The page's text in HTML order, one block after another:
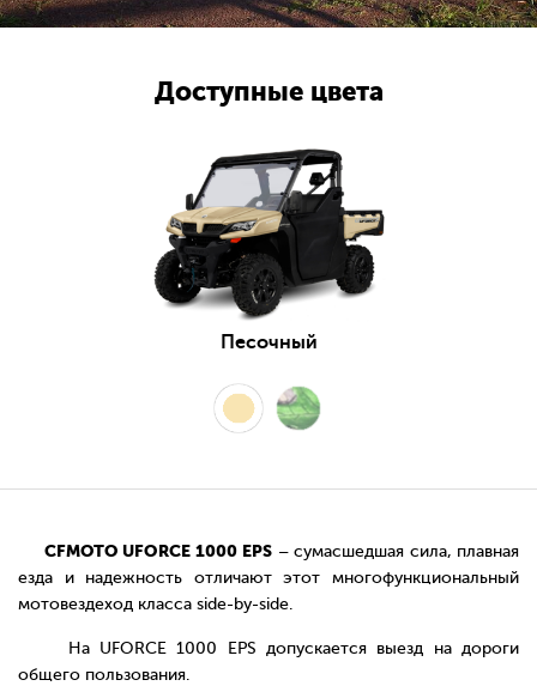
Доступные цвета
Песочный
CFMOTO UFORCE 1000 EPS – сумасшедшая сила, плавная
езда и надежность отличают этот многофункциональный
мотовездеход класса side-by-side.
На UFORCE 1000 EPS допускается выезд на дороги
общего пользования.